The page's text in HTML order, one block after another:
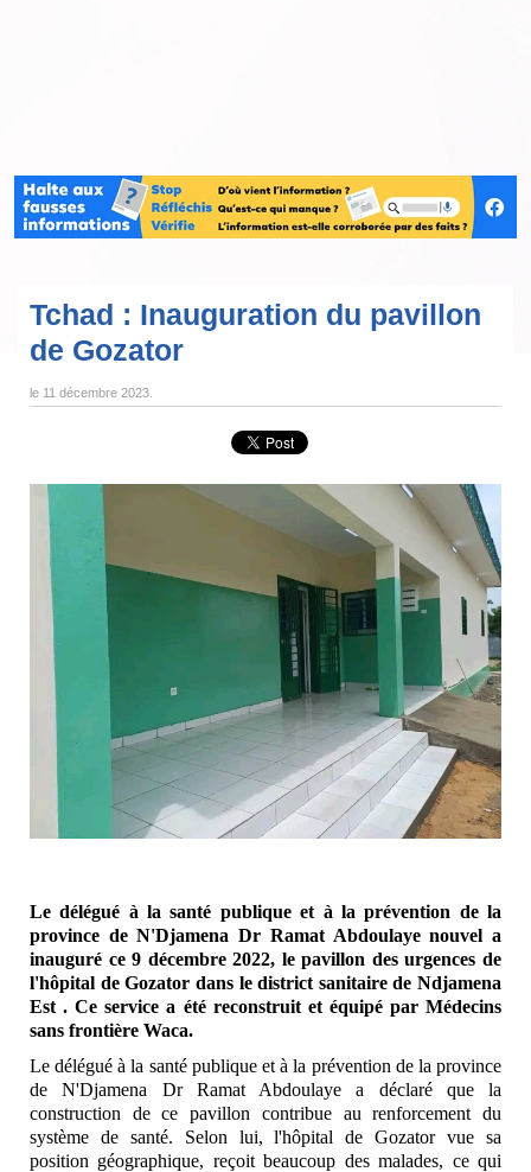
Tchad : Inauguration du pavillon
de Gozator
le 11 décembre 2023
Le délégué à la santé publique et à la prévention de la
province de N'Djamena Dr Ramat Abdoulaye nouvel a
inauguré ce 9 décembre 2022, le pavillon des urgences de
l'hôpital de Gozator dans le district sanitaire de Ndjamena
Est . Ce service a été reconstruit et équipé par Médecins
sans frontière Waca.
Le délégué à la santé publique et à la prévention de la province
de N'Djamena Dr Ramat Abdoulaye a déclaré que la
construction de ce pavillon contribue au renforcement du
système de santé. Selon lui, l'hôpital de Gozator vue sa
position géographique, reçoit beaucoup des malades, ce qui